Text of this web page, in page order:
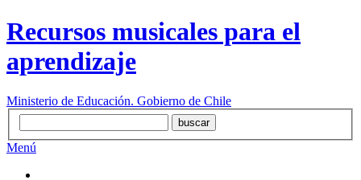
Recursos musicales para el
aprendizaje
Ministerio de Educación. Gobierno de Chile
Menú